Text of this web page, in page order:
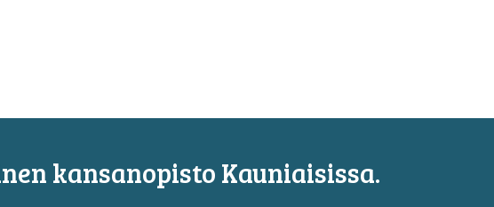
kansanopisto Kauniaisissa.